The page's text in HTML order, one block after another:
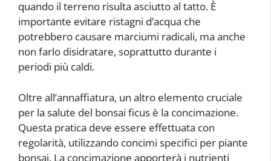
quando il terreno risulta asciutto al tatto. È
importante evitare ristagni d’acqua che
potrebbero causare marciumi radicali, ma anche
non farlo disidratare, soprattutto durante i
periodi più caldi.
Oltre all’annaffiatura, un altro elemento cruciale
per la salute del bonsai ficus è la concimazione.
Questa pratica deve essere effettuata con
regolarità, utilizzando concimi specifici per piante
bonsai. La concimazione apporterà i nutrienti